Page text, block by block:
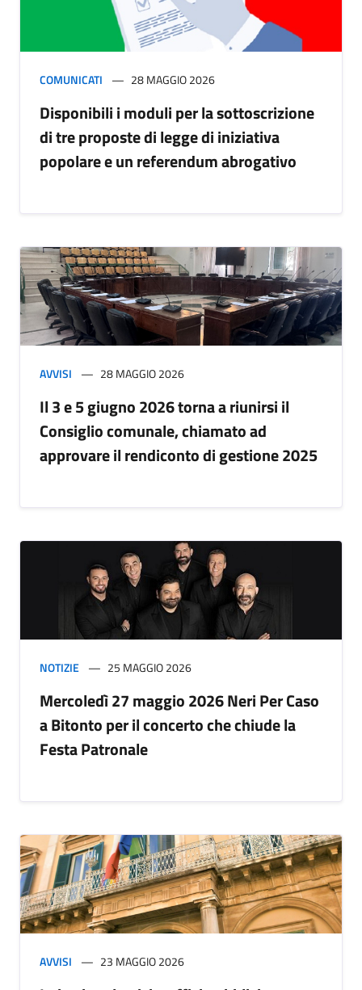
COMUNICATI 28 MAGGIO 2026
Disponibili i moduli per la sottoscrizione
di tre proposte di legge di iniziativa
popolare e un referendum abrogativo
AVVISI 28 MAGGIO 2026
Il 3 e 5 giugno 2026 torna a riunirsi il
Consiglio comunale, chiamato ad
approvare il rendiconto di gestione 2025
NOTIZIE 25 MAGGIO 2026
Mercoledì 27 maggio 2026 Neri Per Caso
a Bitonto per il concerto che chiude la
Festa Patronale
AVVISI 23 MAGGIO 2026